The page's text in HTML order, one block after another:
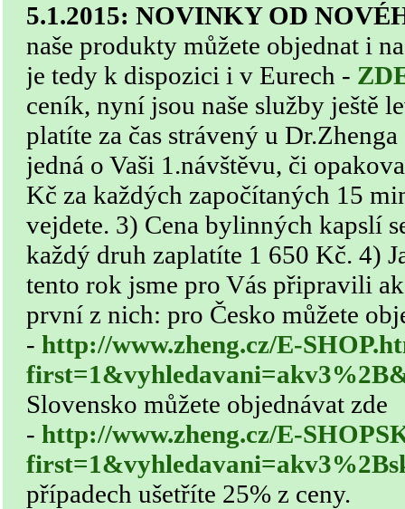
5.1.2015: NOVINKY OD
naše produkty můžete objednat i
je tedy k dispozici i v Eurech -
ceník, nyní jsou naše služby ještě
platíte za čas strávený u
jedná o Vaši 1.návštěvu, či
Kč za každých započítaných 15
vejdete. 3) Cena bylinných kapslí
každý druh zaplatíte 1 650 Kč. 4)
tento rok jsme pro Vás připravili
první z nich: pro Česko můžete
- http://www.zheng.cz/E-
Slovensko můžete objednávat zde
- http://www.zheng.cz/E-
případech ušetříte 25% z ceny.